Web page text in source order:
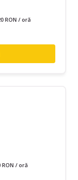
RON / oră
RON / oră